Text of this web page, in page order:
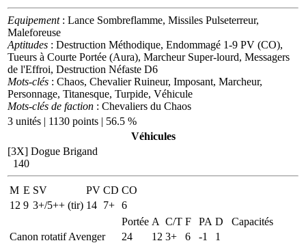
Equipement: Lance Sombreflamme, Missiles Pulseterreur,
Maleforeuse
Aptitudes : Destruction Méthodique, Endommagé 1-9 PV (CO),
Tueurs à Courte Portée (Aura), Marcheur Super-lourd, Messagers
de l'Effroi, Destruction Néfaste D6
Mots-clés : Chaos, Chevalier Ruineur, Imposant, Marcheur,
Personnage, Titanesque, Turpide, Véhicule
Mots-clés de faction : Chevaliers du Chaos
3 unités | 1130 points | 56.5 %
Véhicules
[3X] Dogue Brigand
140
M E SV PV CD CO
12 9 3+/5++ (tir) 14 7+ 6
Portée A C/T F PA D
Capacités
Canon rotatif Avenger
24 12 3+ 6 -1
1